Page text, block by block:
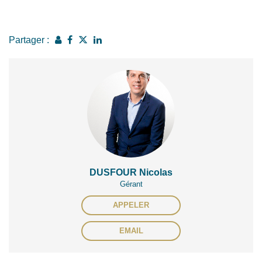
Partager :
DUSFOUR Nicolas
Gérant
APPELER
EMAIL